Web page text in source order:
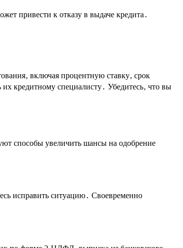
привести к отказу в выдаче кредита․
включая процентную ставку‚ срок
кредитному специалисту․ Убедитесь‚ что вы
способы увеличить шансы на одобрение
исправить ситуацию․ Своевременно